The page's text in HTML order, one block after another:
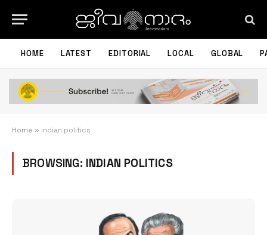
HOME LATEST EDITORIAL LOCAL GLOBAL
Home » indian politics
BROWSING: INDIAN POLITICS